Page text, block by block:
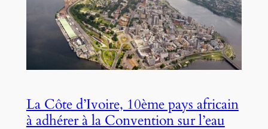
La Côte d’Ivoire, 10ème pays africain
à adhérer à la Convention sur l’eau